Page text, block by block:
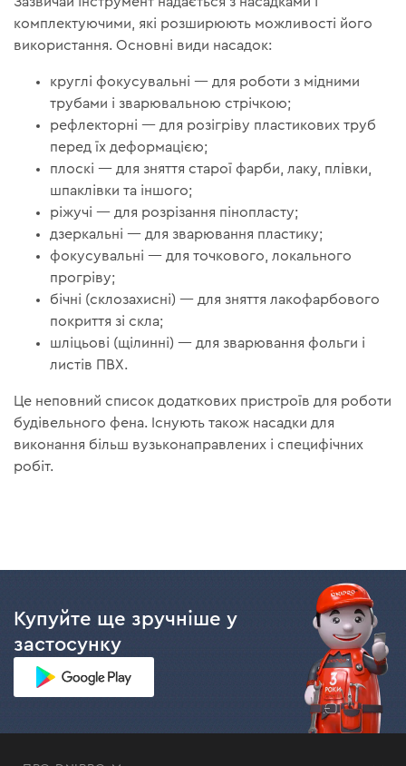
комплектуючими, які розширюють можливості його
використання. Основні види насадок:
круглі фокусувальні — для роботи з мідними
трубами і зварювальною стрічкою;
рефлекторні — для розігріву пластикових труб
перед їх деформацією;
плоскі — для зняття старої фарби, лаку, плівки,
шпаклівки та іншого;
ріжучі — для розрізання пінопласту;
дзеркальні — для зварювання пластику;
фокусувальні — для точкового, локального
прогріву;
бічні (склозахисні) — для зняття лакофарбового
покриття зі скла;
шліцьові (щілинні) — для зварювання фольги і
листів ПВХ.
Це неповний список додаткових пристроїв для роботи
будівельного фена. Існують також насадки для
виконання більш вузьконаправлених і специфічних
робіт.
Купуйте ще зручніше у
застосунку